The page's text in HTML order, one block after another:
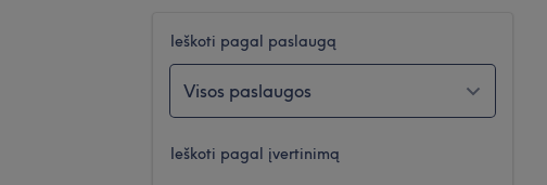
Ieškoti pagal paslaugą
Visos paslaugos
Ieškoti pagal įvertinimą